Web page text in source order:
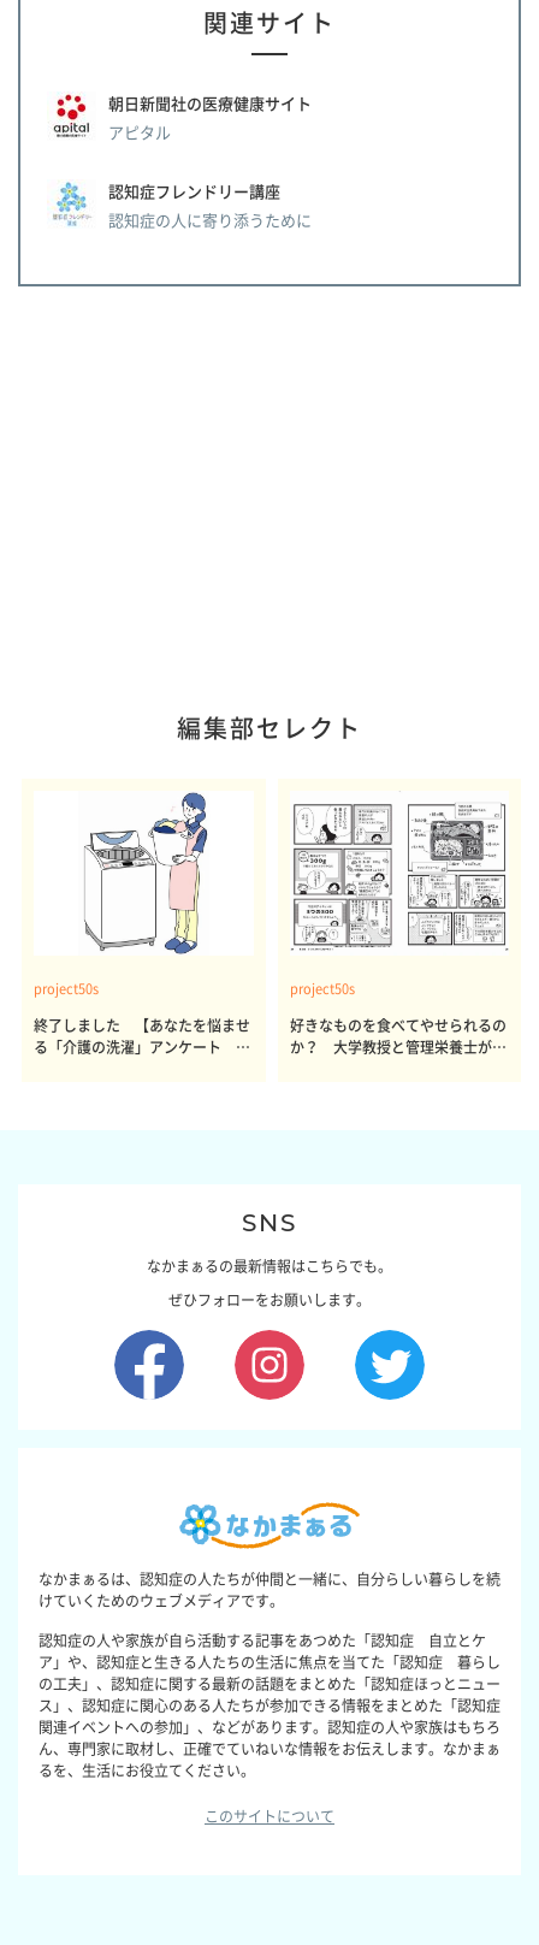
関連サイト
朝日新聞社の医療健康サイト
アピタル
認知症フレンドリー講座
認知症の人に寄り添うために
編集部セレクト
project50s
終了しました 【あなたを悩ませ
る「介護の洗濯」アンケート 体
project50s
好きなものを食べてやせられるの
か？ 大学教授と管理栄養士が出
SNS
なかまぁるの最新情報はこちらでも。
ぜひフォローをお願いします。
なかまぁるは、認知症の人たちが仲間と一緒に、自分らしい暮らしを続
けていくためのウェブメディアです。
認知症の人や家族が自ら活動する記事をあつめた「認知症 自立とケ
ア」や、認知症と生きる人たちの生活に焦点を当てた「認知症 暮らし
の工夫」、認知症に関する最新の話題をまとめた「認知症ほっとニュー
ス」、認知症に関心のある人たちが参加できる情報をまとめた「認知症
関連イベントへの参加」、などがあります。認知症の人や家族はもちろ
ん、専門家に取材し、正確でていねいな情報をお伝えします。なかまぁ
るを、生活にお役立てください。
このサイトについて